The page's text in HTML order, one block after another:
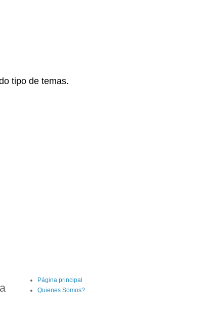
tipo de temas.
Página principal
Quienes Somos?